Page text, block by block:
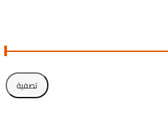
تصفية